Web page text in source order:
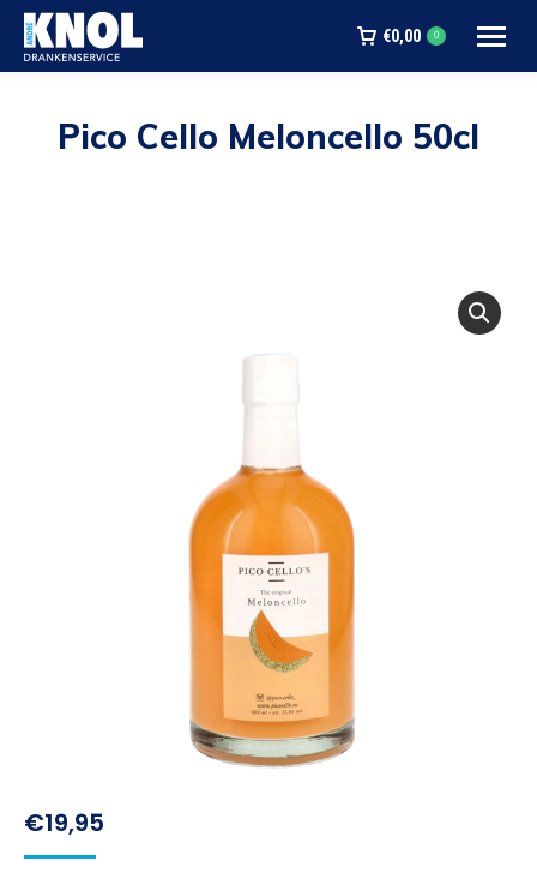
€0,00 0
Pico Cello Meloncello 50cl
€19,95